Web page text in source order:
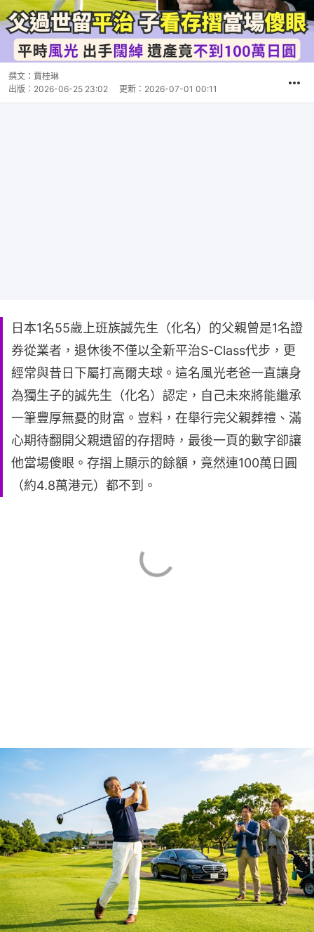
撰文： 賈桂琳
出版： 2026-06-25 23:02 更新： 2026-07-01 00:11
日本1名55歲上班族誠先生（化名）的父親曾是1名證
券從業者，退休後不僅以全新平治S-Class代步，更
經常與昔日下屬打高爾夫球。這名風光老爸一直讓身
為獨生子的誠先生（化名）認定，自己未來將能繼承
一筆豐厚無憂的財富。豈料，在舉行完父親葬禮、滿
心期待翻開父親遺留的存摺時，最後一頁的數字卻讓
他當場傻眼。存摺上顯示的餘額，竟然連100萬日圓
（約4.8萬港元）都不到。